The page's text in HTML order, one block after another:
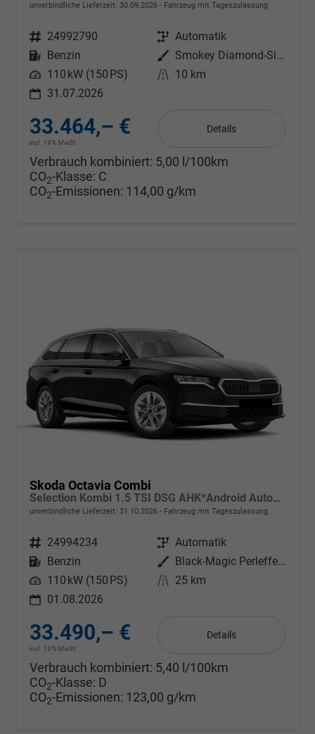
unverbindliche Lieferzeit: 30.09.2026 Fahrzeug mit Tageszulassung
Fahrzeugnr. 24992790 Getriebe Automatik
Kraftstoff
Benzin Außenfarbe
Smokey Diamond-Silber Metallic
Leistung 110 kW (150 PS) Kilometerstand 10 km
31.07.2026
33.464,– €
incl. 19% MwSt.
Details
Verbrauch kombiniert: 5,00 l/100km
CO2-Klasse: C
CO2-Emissionen: 114,00 g/km
Skoda Octavia Combi
Selection Kombi 1.5 TSI DSG AHK*Android Auto*ACC*SHZ*E-Heck*Keyless*Kamera*2Z Klimaauto
unverbindliche Lieferzeit: 31.10.2026 Fahrzeug mit Tageszulassung
Fahrzeugnr. 24994234 Getriebe Automatik
Kraftstoff
Benzin Außenfarbe
Black-Magic Perleffekt
Leistung 110 kW (150 PS) Kilometerstand 25 km
01.08.2026
33.490,– €
incl. 19% MwSt.
Details
Verbrauch kombiniert: 5,40 l/100km
CO2-Klasse: D
CO2-Emissionen: 123,00 g/km